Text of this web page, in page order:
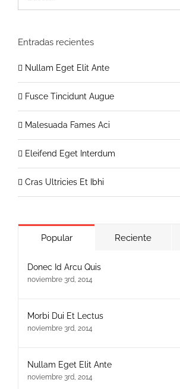
Entradas recientes
Nullam Eget Elit Ante
Fusce Tincidunt Augue
Malesuada Fames Aci
Eleifend Eget Interdum
Cras Ultricies Et Ibhi
Popular Reciente
Donec Id Arcu Quis
noviembre 3rd, 2014
Morbi Dui Et Lectus
noviembre 3rd, 2014
Nullam Eget Elit Ante
noviembre 3rd, 2014